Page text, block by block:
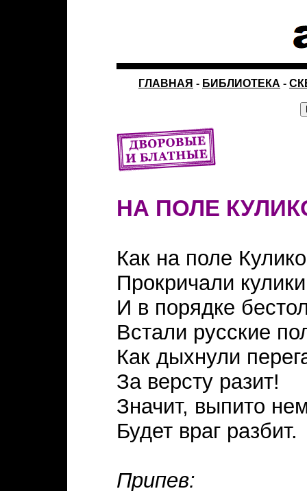
ГЛАВНАЯ - БИБЛИОТЕКА -
НА ПОЛЕ
Как на поле
Прокричали
И в порядке
Встали русские
Как дыхнули
За версту разит!
Значит, выпито
Будет враг разбит.
Припев: